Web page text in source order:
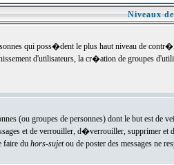
Niveaux
qui poss�dent le plus haut niveau de
d'utilisateurs, la cr�ation de groupes
(ou groupes de personnes) dont le but est de
et de verrouiller, d�verrouiller, supprimer
faire du hors-sujetou de poster des messages ne